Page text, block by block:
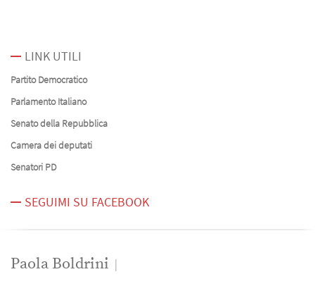
LINK UTILI
Partito Democratico
Parlamento Italiano
Senato della Repubblica
Camera dei deputati
Senatori PD
SEGUIMI SU FACEBOOK
Paola Boldrini